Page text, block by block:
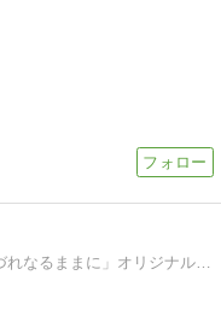
学生生活の中で思ったことを「つれづれなるままに」オリジナルの文章でお伝えしたいと思います。